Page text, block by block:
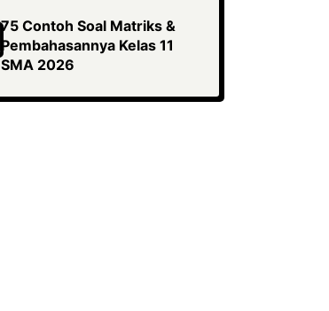
75 Contoh Soal Matriks &
Pembahasannya Kelas 11
SMA 2026